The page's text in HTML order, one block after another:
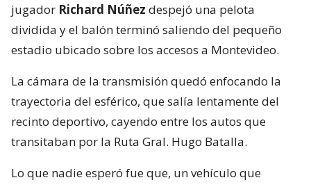
jugador Richard Núñez despejó una pelota
dividida y el balón terminó saliendo del pequeño
estadio ubicado sobre los accesos a Montevideo.
La cámara de la transmisión quedó enfocando la
trayectoria del esférico, que salía lentamente del
recinto deportivo, cayendo entre los autos que
transitaban por la Ruta Gral. Hugo Batalla.
Lo que nadie esperó fue que, un vehículo que